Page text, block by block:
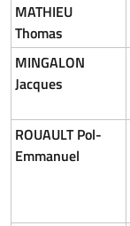
MATHIEU
Thomas
MINGALON
Jacques
ROUAULT Pol-
Emmanuel